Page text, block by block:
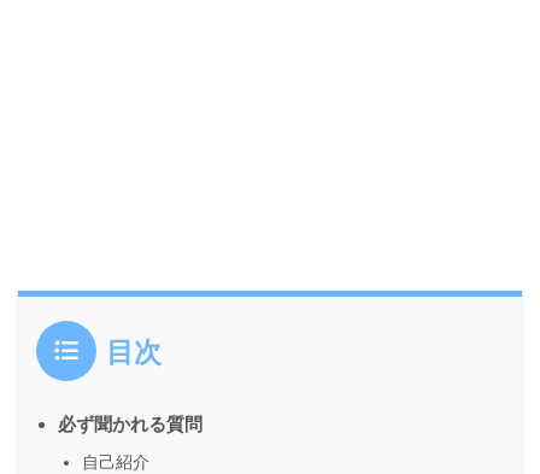
目次
必ず聞かれる質問
自己紹介